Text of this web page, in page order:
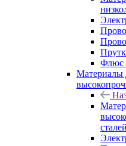
Флюс
Материалы
сталей